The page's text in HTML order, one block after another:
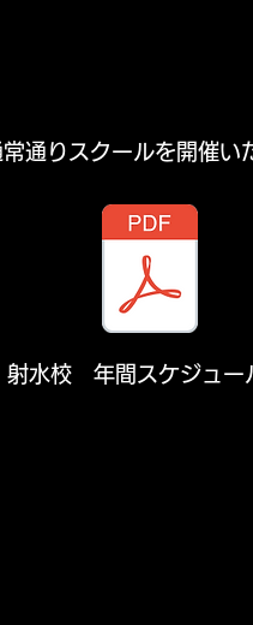
通りスクールを開催い
射水校 年間スケジュー